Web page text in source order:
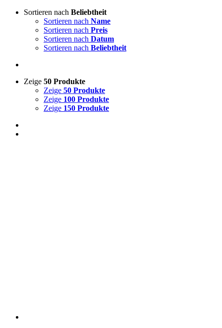
Sortieren nach Beliebtheit
Sortieren nach Name
Sortieren nach Preis
Sortieren nach Datum
Sortieren nach Beliebtheit
Zeige 50 Produkte
Zeige 50 Produkte
Zeige 100 Produkte
Zeige 150 Produkte